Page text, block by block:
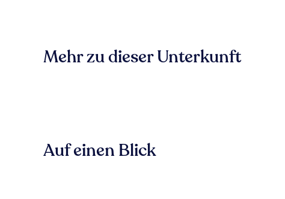
Mehr zu dieser Unterkunft
Auf einen Blick